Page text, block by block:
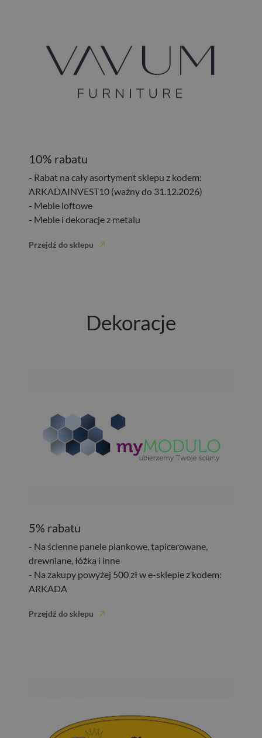
10% rabatu
- Rabat na cały asortyment sklepu z kodem:
ARKADAINVEST10 (ważny do 31.12.2026)
- Meble loftowe
- Meble i dekoracje z metalu
Przejdź do sklepu
Dekoracje
5% rabatu
- Na ścienne panele piankowe, tapicerowane,
drewniane, łóżka i inne
- Na zakupy powyżej 500 zł w e-sklepie z kodem:
ARKADA
Przejdź do sklepu